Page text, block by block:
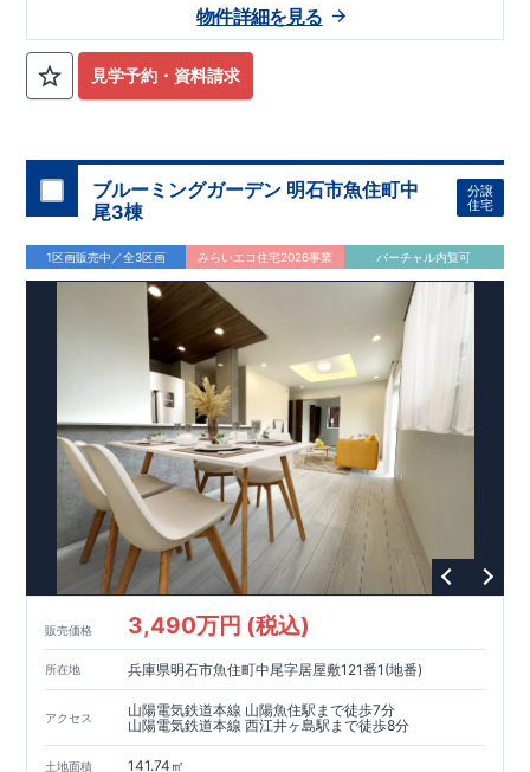
見学予約・資料請求
物件詳細を見る
ブルーミングガーデン 明石市魚住町中
尾3棟
分譲
住宅
1区画販売中／全3区画 みらいエコ住宅2026事業 バーチャル内覧可
販売価格 3,490万円 (税込)
所在地 兵庫県明石市魚住町中尾字居屋敷121番1(地番)
アクセス
山陽電気鉄道本線 山陽魚住駅まで徒歩7分
山陽電気鉄道本線 西江井ヶ島駅まで徒歩8分
土地面積 141.74㎡